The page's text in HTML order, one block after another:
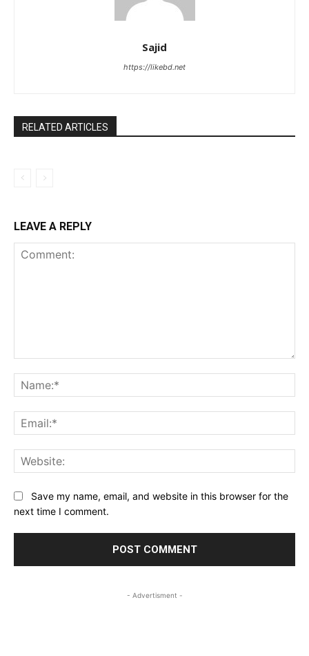
Sajid
https://likebd.net
RELATED ARTICLES
LEAVE A REPLY
Save my name, email, and website in this browser for the
next time I comment.
- Advertisment -